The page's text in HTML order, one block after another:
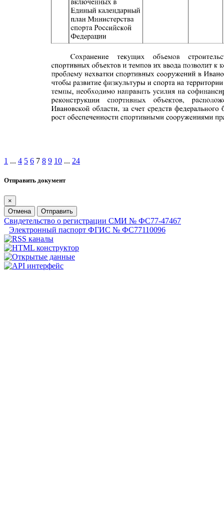
1 ... 4 5 6 7 8 9 10 ... 24
Отправить документ
×
Отмена
Отправить
Свидетельство о регистрации СМИ № ФС77-47467
Электронный паспорт ФГИС № ФС77110096